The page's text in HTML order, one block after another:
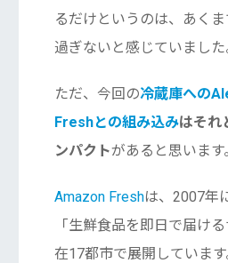
るだけというのは、あく
過ぎないと感じていました
ただ、今回の冷蔵庫への
Freshとの組み込みはそれ
ンパクトがあると思います
Amazon Freshは、2007年
「生鮮食品を即日で届け
在17都市で展開しています